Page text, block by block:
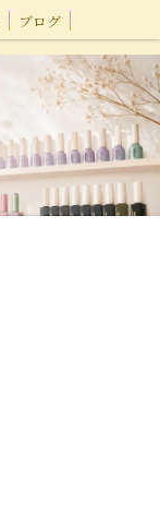
ブログ